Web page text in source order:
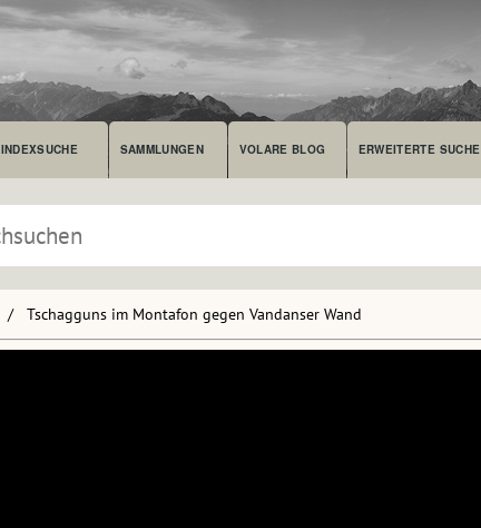
INDEXSUCHE SAMMLUNGEN VOLARE BLOG ERWEITERTE SUCHE
Tschagguns im Montafon gegen Vandanser Wand